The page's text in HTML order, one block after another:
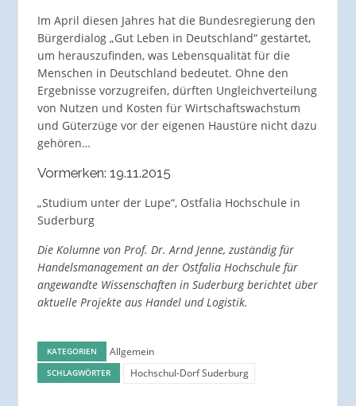
Im April diesen Jahres hat die Bundesregierung den
Bürgerdialog „Gut Leben in Deutschland“ gestartet,
um herauszufinden, was Lebensqualität für die
Menschen in Deutschland bedeutet. Ohne den
Ergebnisse vorzugreifen, dürften Ungleichverteilung
von Nutzen und Kosten für Wirtschaftswachstum
und Güterzüge vor der eigenen Haustüre nicht dazu
gehören…
Vormerken: 19.11.2015
„Studium unter der Lupe“, Ostfalia Hochschule in
Suderburg
Die Kolumne von Prof. Dr. Arnd Jenne, zuständig für
Handelsmanagement an der Ostfalia Hochschule für
angewandte Wissenschaften in Suderburg berichtet über
aktuelle Projekte aus Handel und Logistik.
KATEGORIEN Allgemein
SCHLAGWÖRTER Hochschul-Dorf Suderburg